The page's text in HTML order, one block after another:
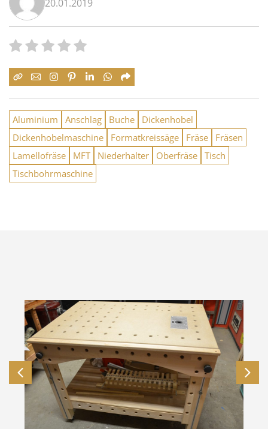
20.01.2019
Aluminium Anschlag Buche
Dickenhobel
Dickenhobelmaschine
Formatkreissäge Fräse
Fräsen
Lamellofräse
MFT Niederhalter Oberfräse Tisch
Tischbohrmaschine